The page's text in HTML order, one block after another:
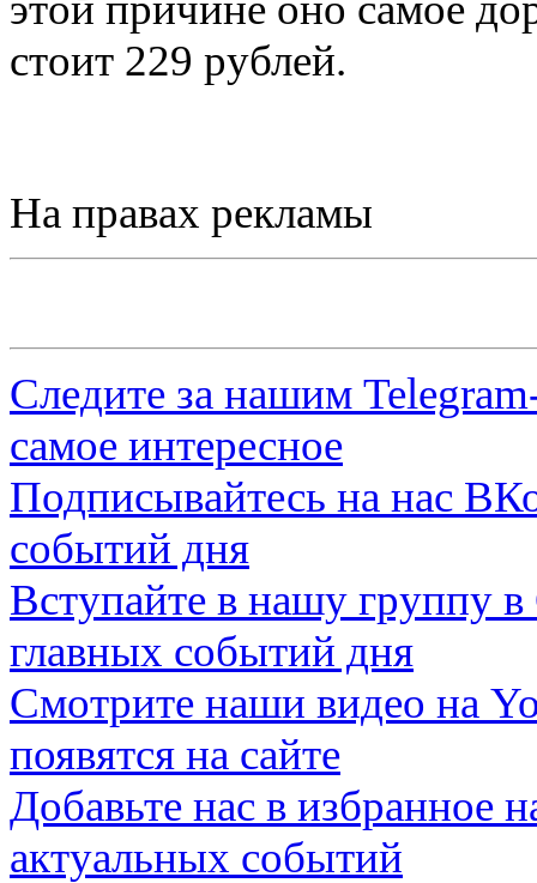
стоит 229 рублей.
На правах рекламы
Следите за нашим
самое интересное
Подписывайтесь на нас
событий дня
Вступайте в нашу группу в
главных событий дня
Смотрите наши видео на
появятся на сайте
Добавьте нас в избранное
актуальных событий